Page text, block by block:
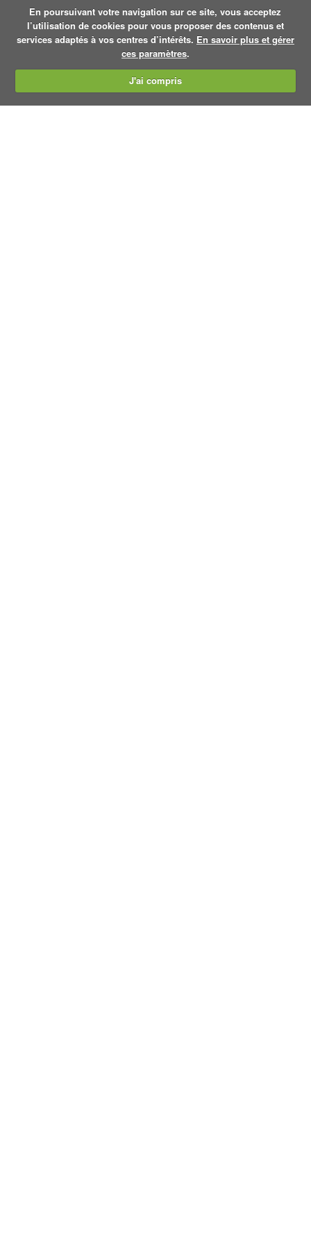
En poursuivant votre navigation sur ce site, vous acceptez
l’utilisation de cookies pour vous proposer des contenus et
services adaptés à vos centres d’intérêts. En savoir plus et gérer
ces paramètres.
J'ai compris